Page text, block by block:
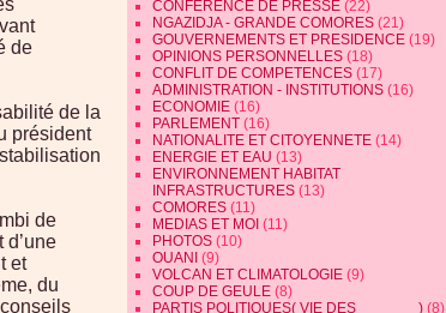
de
de la
président
de
d’une
et
du
CONFERENCE DE PRESSE (22)
NGAZIDJA - GRANDE COMORES (21)
GOUVERNEMENTS ET PRESIDENCE (19)
OPINIONS PERSONNELLES (18)
CONFLIT DE COMPETENCES (17)
ADMINISTRATION - INSTITUTIONS (16)
ECONOMIE (16)
PARLEMENT (16)
NATIONALITE ET CITOYENNETE (14)
ENERGIE ET EAU (13)
ENVIRONNEMENT HABITAT
INFRASTRUCTURES (13)
COMORES (11)
MEDIAS ET MOI (11)
PHOTOS (10)
OUANI (9)
VOLCAN ET CLIMATOLOGIE (9)
COUP DE GEULE (8)
PARTIS POLITIQUES( VIE DES _______) (8)